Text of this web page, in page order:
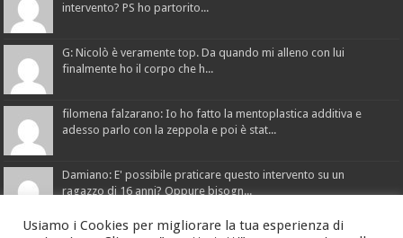
intervento? PS ho partorito...
G: Nicolò è veramente top. Da quando mi alleno con lui
finalmente ho il corpo che h...
filomena falzarano: Io ho fatto la mentoplastica additiva e
adesso parlo con la zeppola e poi è stat...
Damiano: E' possibile praticare questo intervento su un
ragazzo di 16 anni? Oppure bisogn...
Usiamo i Cookies per migliorare la tua esperienza di